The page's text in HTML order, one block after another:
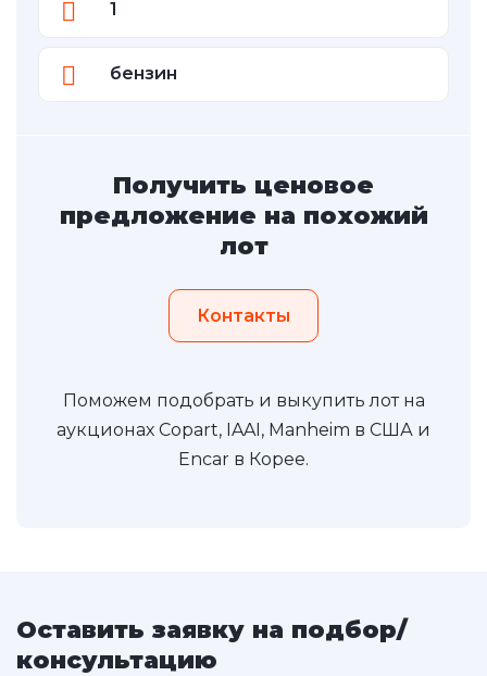
1
бензин
Получить ценовое
предложение на похожий
лот
Контакты
Поможем подобрать и выкупить лот на
аукционах Copart, IAAI, Manheim в США и
Encar в Корее.
Оставить заявку на подбор/
консультацию